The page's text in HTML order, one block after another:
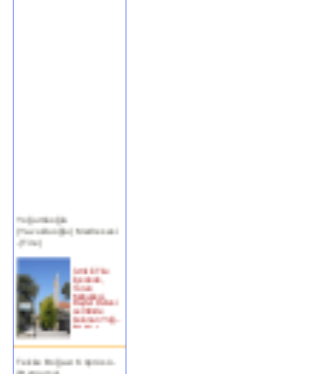
(Yavukluoğlu) Medresesi
-(Tire)
Turan
Mahallesi,
Beyler Deresi
semtinde
bulunan Yoğ...
devam »
Tekke Boğazı Köprüsü -
(Bergama)